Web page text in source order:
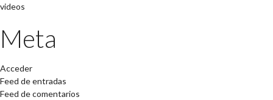
videos
Meta
Acceder
Feed de entradas
Feed de comentarios